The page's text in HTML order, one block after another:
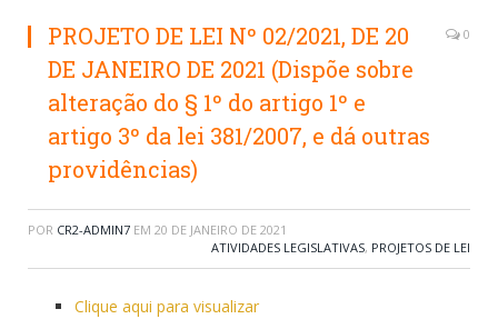
PROJETO DE LEI Nº 02/2021, DE 20
DE JANEIRO DE 2021 (Dispõe sobre
alteração do § 1º do artigo 1º e
artigo 3º da lei 381/2007, e dá outras
providências)
0
POR CR2-ADMIN7 EM 20 DE JANEIRO DE 2021
ATIVIDADES LEGISLATIVAS, PROJETOS DE LEI
Clique aqui para visualizar